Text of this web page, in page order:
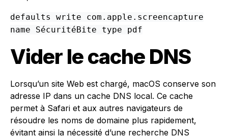
defaults write com.apple.screencapture
name SécuritéBite type pdf
Vider le cache DNS
Lorsqu’un site Web est chargé, macOS conserve son
adresse IP dans un cache DNS local. Ce cache
permet à Safari et aux autres navigateurs de
résoudre les noms de domaine plus rapidement,
évitant ainsi la nécessité d’une recherche DNS